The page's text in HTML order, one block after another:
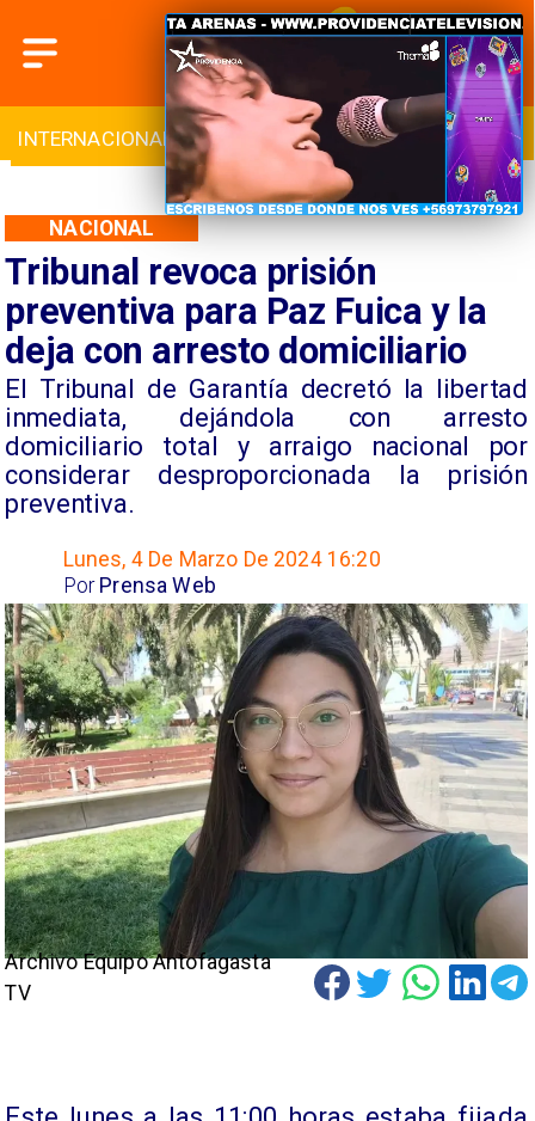
INTERNACIONAL DEPORTES CULTURA
Tribunal revoca prisión
preventiva para Paz Fuica y la
deja con arresto domiciliario
El Tribunal de Garantía decretó la libertad
inmediata, dejándola con arresto
domiciliario total y arraigo nacional por
considerar desproporcionada la prisión
preventiva.
NACIONAL
Lunes, 4 De Marzo De 2024 16:20
Prensa Web
Por
Archivo Equipo Antofagasta
TV